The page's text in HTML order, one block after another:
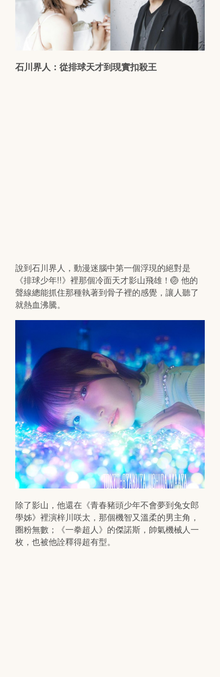
石川界人：從排球天才到現實扣殺王
說到石川界人，動漫迷腦中第一個浮現的絕對是
《排球少年!!》裡那個冷面天才影山飛雄！🏐 他的
聲線總能抓住那種執著到骨子裡的感覺，讓人聽了
就熱血沸騰。
除了影山，他還在《青春豬頭少年不會夢到兔女郎
學姊》裡演梓川咲太，那個機智又溫柔的男主角，
圈粉無數；《一拳超人》的傑諾斯，帥氣機械人一
枚，也被他詮釋得超有型。